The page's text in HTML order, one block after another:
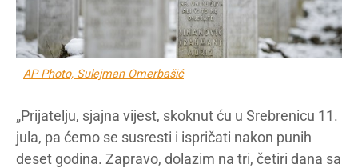
AP Photo, Sulejman Omerbašić
„Prijatelju, sjajna vijest, skoknut ću u Srebrenicu 11.
jula, pa ćemo se susresti i ispričati nakon punih
deset godina. Zapravo, dolazim na tri, četiri dana sa